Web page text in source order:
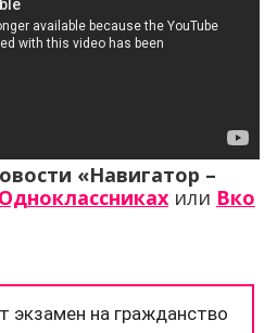
«Навигатор –
Одноклассниках или Вко